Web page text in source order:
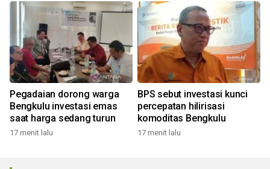
Pegadaian dorong warga
Bengkulu investasi emas
saat harga sedang turun
17 menit lalu
BPS sebut investasi kunci
percepatan hilirisasi
komoditas Bengkulu
17 menit lalu